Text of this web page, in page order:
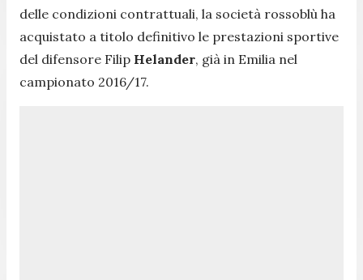
delle condizioni contrattuali, la società rossoblù ha
acquistato a titolo definitivo le prestazioni sportive
del difensore Filip Helander, già in Emilia nel
campionato 2016/17.